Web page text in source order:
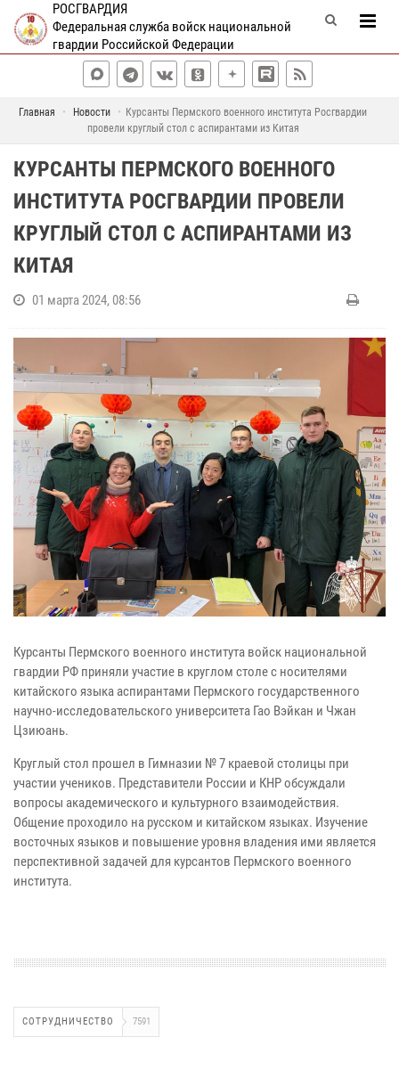
РОСГВАРДИЯ
Федеральная служба войск национальной
гвардии Российской Федерации
Главная Новости
Курсанты Пермского военного института Росгвардии
провели круглый стол с аспирантами из Китая
КУРСАНТЫ ПЕРМСКОГО ВОЕННОГО
ИНСТИТУТА РОСГВАРДИИ ПРОВЕЛИ
КРУГЛЫЙ СТОЛ С АСПИРАНТАМИ ИЗ
КИТАЯ
01 марта 2024, 08:56
Курсанты Пермского военного института войск национальной
гвардии РФ приняли участие в круглом столе с носителями
китайского языка аспирантами Пермского государственного
научно-исследовательского университета Гао Вэйкан и Чжан
Цзиюань.
Круглый стол прошел в Гимназии № 7 краевой столицы при
участии учеников. Представители России и КНР обсуждали
вопросы академического и культурного взаимодействия.
Общение проходило на русском и китайском языках. Изучение
восточных языков и повышение уровня владения ими является
перспективной задачей для курсантов Пермского военного
института.
СОТРУДНИЧЕСТВО 7591